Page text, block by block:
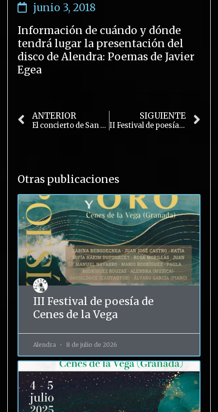
junio 3, 2018
Información de cuándo y dónde
tendrá lugar la presentación del
disco de Alendra: Poemas de Javier
Egea
ANTERIOR
El concierto de San Ovidio, obra de teatro
SIGUIENTE
II Festival de poesía de Cenes de la Vega
Otras publicaciones
III Festival de poesía de
Cenes de la Vega
Alendra 8 de julio de 2026